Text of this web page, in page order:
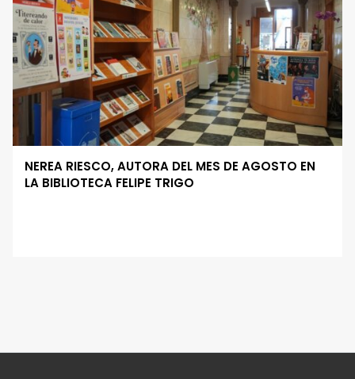
NEREA RIESCO, AUTORA DEL MES DE AGOSTO EN
LA BIBLIOTECA FELIPE TRIGO